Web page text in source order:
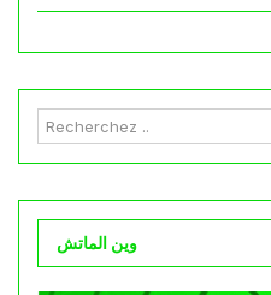
وين الماتش